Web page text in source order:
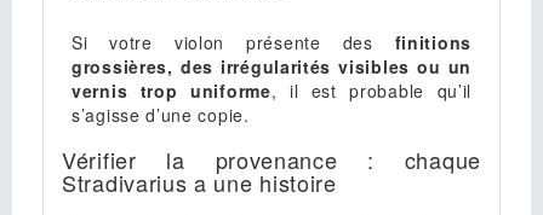
Si votre violon présente des finitions
grossières, des irrégularités visibles ou un
vernis trop uniforme, il est probable qu’il
s’agisse d’une copie.
Vérifier la provenance : chaque
Stradivarius a une histoire